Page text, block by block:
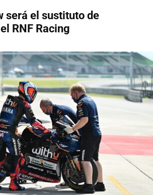
será el sustituto de
RNF Racing